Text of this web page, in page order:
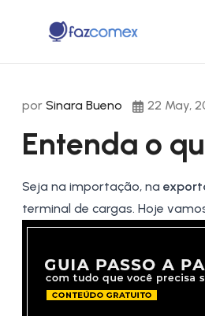
por Sinara Bueno 22 May,
Entenda o
Seja na importação, na
terminal de cargas. Hoje